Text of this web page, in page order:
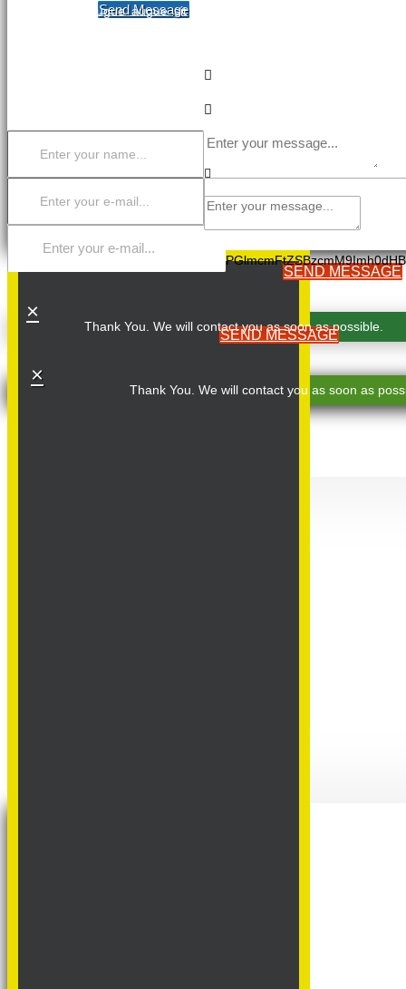
Send Message
SEND MESSAGE
×
Thank You. We will contact you as soon as
Dolor aliquet augue augue sit magnis, magna aenean aenean
SEND MESSAGE
×
Thank You. We will contact you as soon as possible.